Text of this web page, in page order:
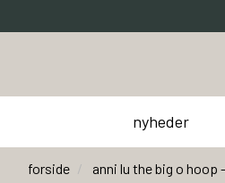
nyheder
forside anni lu the big o hoop